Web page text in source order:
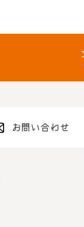
お問い合わせ